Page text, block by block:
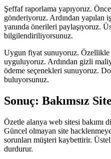
Şeffaf raporlama yapıyoruz.
gönderiyoruz. Ardından yapılan
yanında önerileri paylaşıyoruz.
bilgilendiriliyorsunuz.
Uygun fiyat sunuyoruz. Özellikle
uyguluyoruz. Ardından gizli
ödeme seçenekleri sunuyoruz.
buluyorsunuz.
Sonuç: Bakımsız
Özetle alanya web sitesi bakımı
Güncel olmayan site
sorunları müşteri kaybettirir.
durdurur.